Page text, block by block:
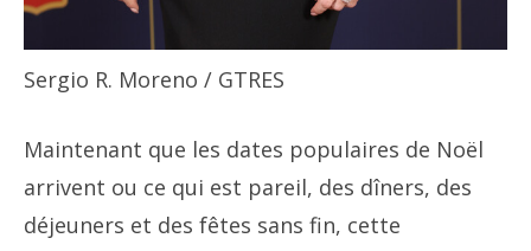
Sergio R. Moreno / GTRES
Maintenant que les dates populaires de Noël
arrivent ou ce qui est pareil, des dîners, des
déjeuners et des fêtes sans fin, cette